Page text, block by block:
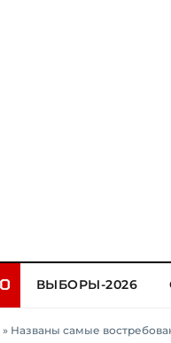
ВЫБОРЫ-2026
» Названы самые